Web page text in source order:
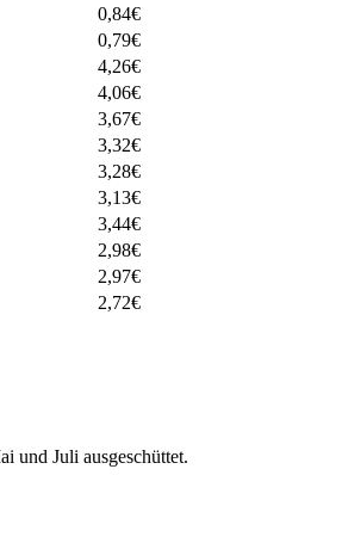
0,84€
0,79€
4,26€
4,06€
3,67€
3,32€
3,28€
3,13€
3,44€
2,98€
2,97€
2,72€
und Juli ausgeschüttet.